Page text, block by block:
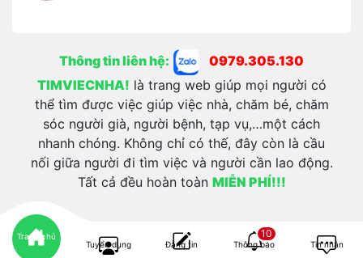
Trang chủ
Tuyển dụng
Đăng tin
10
Thông báo Tin nhắn
Thông tin liên hệ:
0979.305.130
TIMVIECNHA! là trang web giúp mọi người có
thể tìm được việc giúp việc nhà, chăm bé, chăm
sóc người già, người bệnh, tạp vụ,…một cách
nhanh chóng. Không chỉ có thế, đây còn là cầu
nối giữa người đi tìm việc và người cần lao động.
Tất cả đều hoàn toàn MIỄN PHÍ!!!